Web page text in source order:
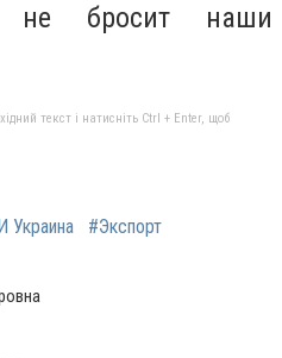
не бросит наши
текст і натисніть Ctrl + Enter, щоб
Украина #Экспорт